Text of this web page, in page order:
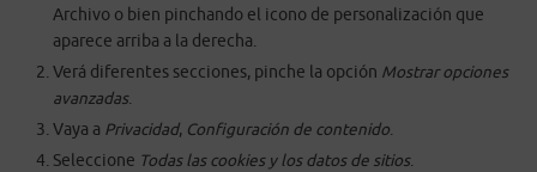
Archivo o bien pinchando el icono de personalización que
aparece arriba a la derecha.
Verá diferentes secciones, pinche la opción Mostrar opciones
avanzadas.
Vaya a Privacidad, Configuración de contenido.
Seleccione Todas lascookiesy los datos de sitios.